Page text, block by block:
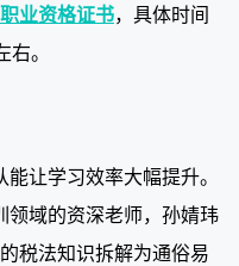
业资格证书，具体时间
。
让学习效率大幅提升。
领域的资深老师，孙婧玮
税法知识拆解为通俗易